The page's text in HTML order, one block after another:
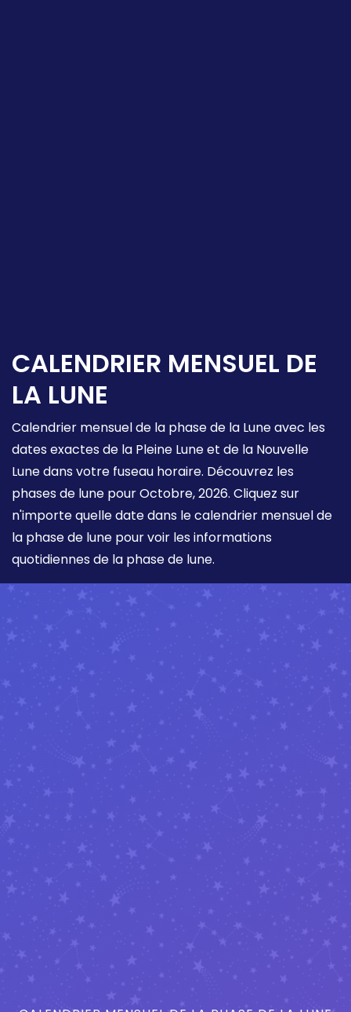
CALENDRIER MENSUEL DE
LA LUNE
Calendrier mensuel de la phase de la Lune avec les
dates exactes de la Pleine Lune et de la Nouvelle
Lune dans votre fuseau horaire. Découvrez les
phases de lune pour Octobre, 2026. Cliquez sur
n'importe quelle date dans le calendrier mensuel de
la phase de lune pour voir les informations
quotidiennes de la phase de lune.